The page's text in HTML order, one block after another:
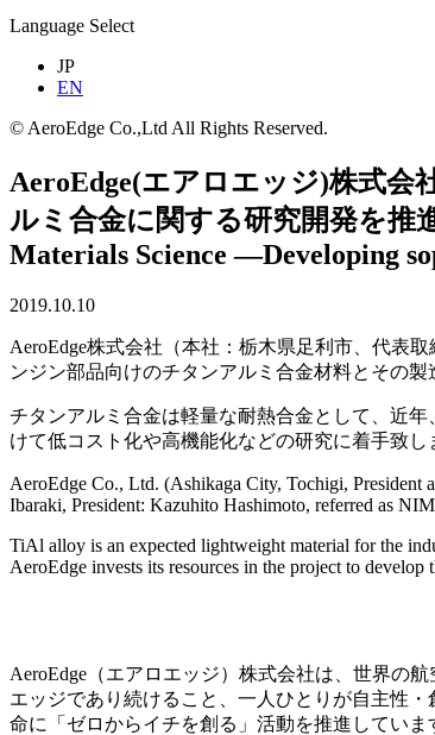
Language Select
JP
EN
© AeroEdge Co.,Ltd All Rights Reserved.
AeroEdge(エアロエッジ)株式会
ルミ合金に関する研究開発を推
Materials Science ―Developing
2019.10.10
AeroEdge株式会社（本社：栃木県足利市、代表
ンジン部品向けのチタンアルミ合金材料とその
チタンアルミ合金は軽量な耐熱合金として、近
けて低コスト化や高機能化などの研究に着手致し
AeroEdge Co., Ltd. (Ashikaga City, Tochigi, President
Ibaraki, President: Kazuhito Hashimoto, referred as
TiAl alloy is an expected lightweight material for the
AeroEdge invests its resources in the project to
AeroEdge（エアロエッジ）株式会社は、世界の
エッジであり続けること、一人ひとりが自主性
命に「ゼロからイチを創る」活動を推進していま